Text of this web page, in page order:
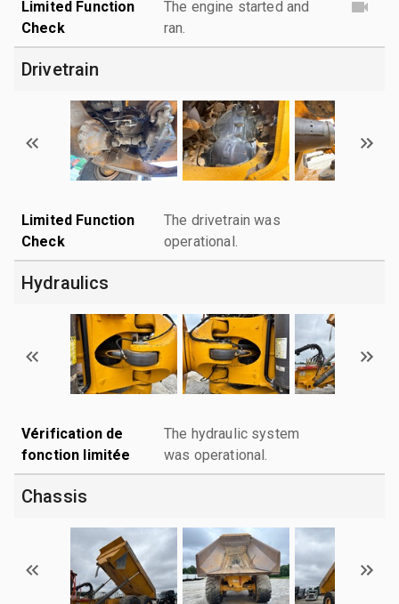
Limited Function
Check
The engine started and
ran.
Drivetrain
Limited Function
Check
The drivetrain was
operational.
Hydraulics
Vérification de
fonction limitée
The hydraulic system
was operational.
Chassis